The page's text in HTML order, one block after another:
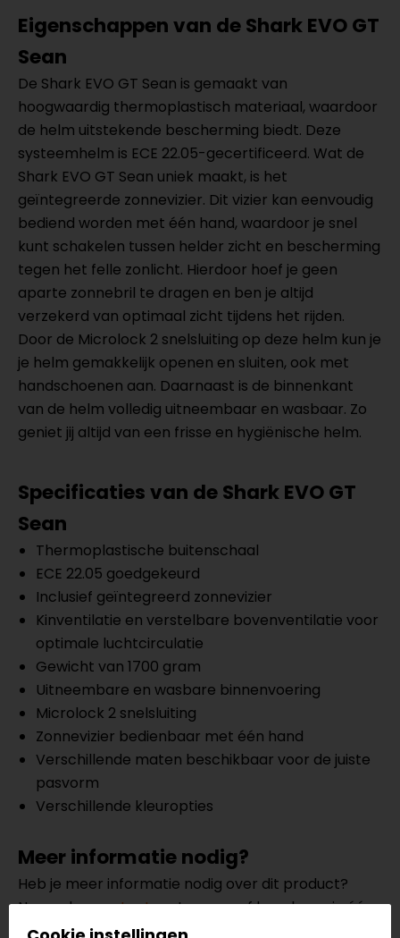
Eigenschappen van de Shark EVO GT
Sean
De Shark EVO GT Sean is gemaakt van
hoogwaardig thermoplastisch materiaal, waardoor
de helm uitstekende bescherming biedt. Deze
systeemhelm is ECE 22.05-gecertificeerd. Wat de
Shark EVO GT Sean uniek maakt, is het
geïntegreerde zonnevizier. Dit vizier kan eenvoudig
bediend worden met één hand, waardoor je snel
kunt schakelen tussen helder zicht en bescherming
tegen het felle zonlicht. Hierdoor hoef je geen
aparte zonnebril te dragen en ben je altijd
verzekerd van optimaal zicht tijdens het rijden.
Door de Microlock 2 snelsluiting op deze helm kun je
je helm gemakkelijk openen en sluiten, ook met
handschoenen aan. Daarnaast is de binnenkant
van de helm volledig uitneembaar en wasbaar. Zo
geniet jij altijd van een frisse en hygiënische helm.
Specificaties van de Shark EVO GT
Sean
Thermoplastische buitenschaal
ECE 22.05 goedgekeurd
Inclusief geïntegreerd zonnevizier
Kinventilatie en verstelbare bovenventilatie voor
optimale luchtcirculatie
Gewicht van 1700 gram
Uitneembare en wasbare binnenvoering
Microlock 2 snelsluiting
Zonnevizier bedienbaar met één hand
Verschillende maten beschikbaar voor de juiste
pasvorm
Verschillende kleuropties
Meer informatie nodig?
Heb je meer informatie nodig over dit product?
Neem dancontactmet ons op of kom langs in één
vanonze winkelsin Breda, Capelle aan den IJssel,